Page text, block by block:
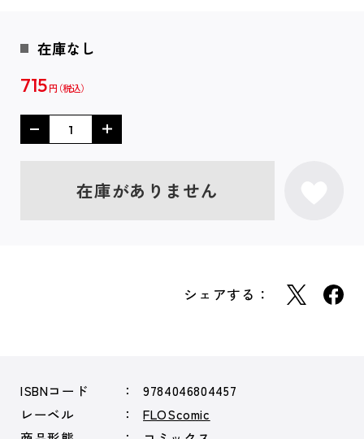
在庫なし
715 円
在庫がありません
シェアする：
ISBNコード
9784046804457
レーベル
FLOScomic